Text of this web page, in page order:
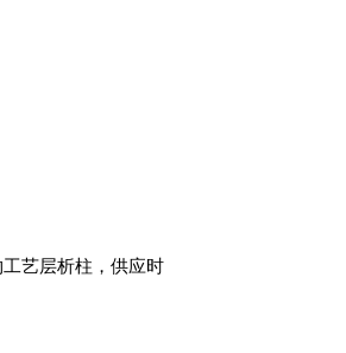
工艺层析柱，供应时